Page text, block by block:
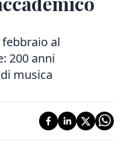
al
200 anni
musica